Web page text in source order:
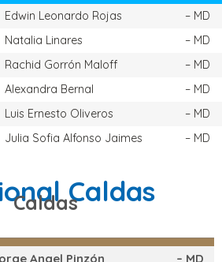
Edwin Leonardo Rojas
– MD
Natalia Linares
– MD
Rachid Gorrón Maloff
– MD
Alexandra Bernal
– MD
Luis Ernesto Oliveros
– MD
Julia Sofia Alfonso Jaimes – MD
Caldas
Caldas
Angel Pinzón – MD